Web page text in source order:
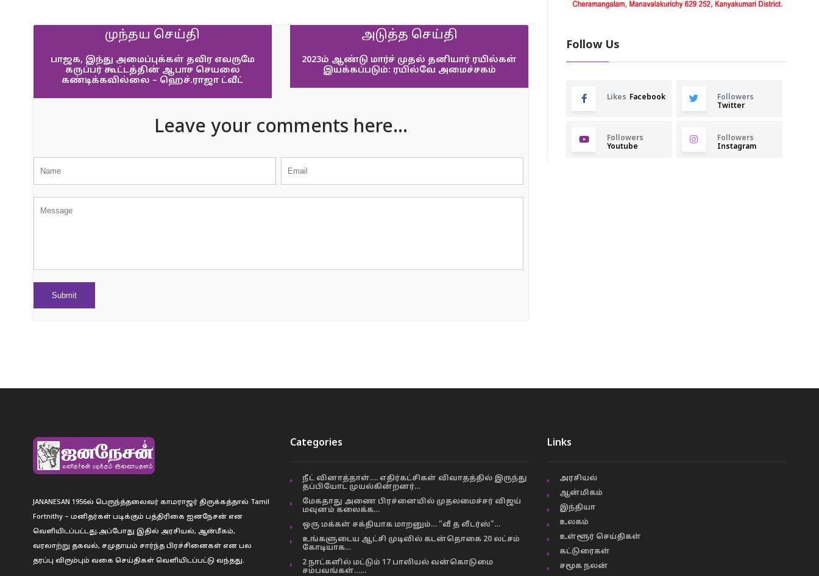
முந்தய செய்தி
பாஜக, இந்து அமைப்புக்கள் தவிர எவருமே
கருப்பர் கூட்டத்தின் ஆபாச செயலை
கண்டிக்கவில்லை – ஹெச்.ராஜா ட்வீட்
அடுத்த செய்தி
2023ம் ஆண்டு மார்ச் முதல் தனியார் ரயில்கள்
இயக்கப்படும்: ரயில்வே அமைச்சகம்
Leave your comments here...
Follow Us
Likes Facebook
Followers
Twitter
Followers
Youtube
Followers
Instagram
JANANESAN 1956ல் பெருந்த்தலைவர் காமராஜர் திருக்கத்தால் Tamil
Fortnithy – மனிதர்கள் படிக்கும் பத்திரிகை ஐனநேசன் என
வெளியிடப்பட்டது.அப்போது இதில் அரசியல், ஆன்மீகம்,
வரலாற்று தகவல், சமுதாயம் சார்ந்த பிரச்சினைகள் என பல
தரப்பு விரும்பும் வகை செய்திகள் வெளியிடப்பட்டு வந்தது.
Categories
நீட் வினாத்தாள்…. எதிர்கட்சிகள் விவாதத்தில் இருந்து
தப்பியோட முயல்கின்றனர்…
மேகதாது அணை பிரச்னையில் முதலமைச்சர் விஜய்
மவுனம் கலைக்க…
ஒரு மக்கள் சக்தியாக மாறனும்… “வீ த லீடர்ஸ்”…
உங்களுடைய ஆட்சி முடிவில் கடன்தொகை 20 லட்சம்
கோடியாக…
2 நாட்களில் மட்டும் 17 பாலியல் வன்கொடுமை
சம்பவங்கள்……
Links
அரசியல்
ஆன்மிகம்
இந்தியா
உலகம்
உள்ளூர் செய்திகள்
கட்டுரைகள்
சமூக நலன்